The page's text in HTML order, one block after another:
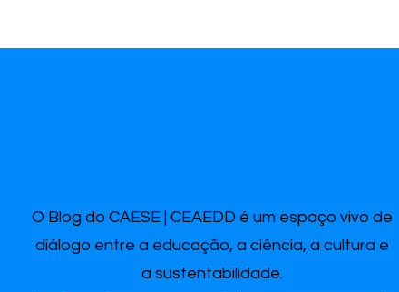
O Blog do CAESE | CEAEDD é um espaço vivo de
diálogo entre a educação, a ciência, a cultura e
a sustentabilidade.